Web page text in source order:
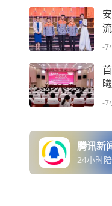
-7
-7
腾讯新
24小时